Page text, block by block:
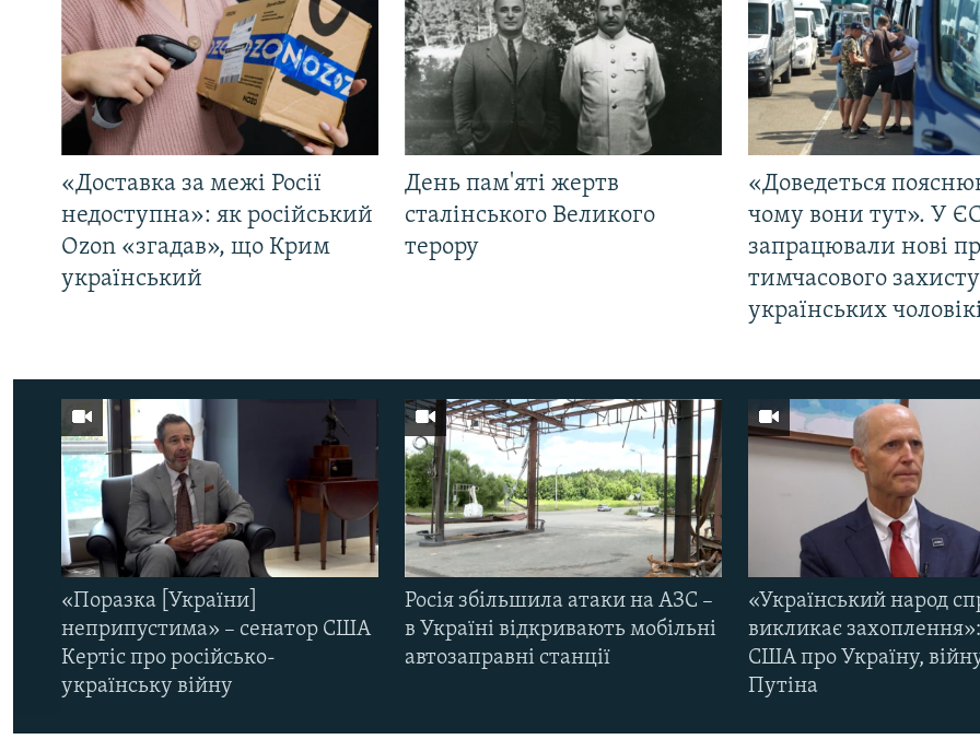
«Доставка за межі Росії
недоступна»: як російський
Ozon «згадав», що Крим
український
День пам'яті жертв
сталінського Великого
терору
«Доведеться
чому вони тут». У
запрацювали нові
тимчасового
українських
«Поразка [України]
неприпустима» – сенатор США
Кертіс про російсько-
українську війну
Росія збільшила атаки на АЗС –
в Україні відкривають мобільні
автозаправні станції
«Український народ
викликає
США про Україну,
Путіна